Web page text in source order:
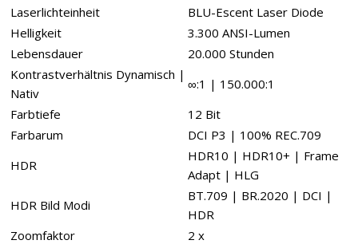
Laserlichteinheit
BLU-Escent Laser Diode
Helligkeit
3.300 ANSI-Lumen
Lebensdauer
20.000 Stunden
Kontrastverhältnis Dynamisch |
Nativ
∞:1 | 150.000:1
Farbtiefe
12 Bit
Farbarum
DCI P3 | 100% REC.709
HDR
HDR10 | HDR10+ | Frame
Adapt | HLG
HDR Bild Modi
BT.709 | BR.2020 | DCI |
HDR
Zoomfaktor
2 x